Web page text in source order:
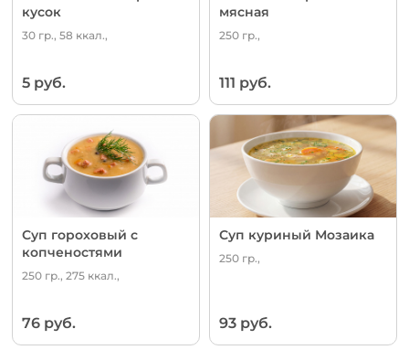
кусок
30 гр., 58 ккал.,
5 руб.
мясная
250 гр.,
111 руб.
Суп гороховый с
копченостями
250 гр., 275 ккал.,
76 руб.
Суп куриный Мозаика
250 гр.,
93 руб.